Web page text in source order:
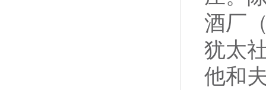
酒厂
犹太
他和